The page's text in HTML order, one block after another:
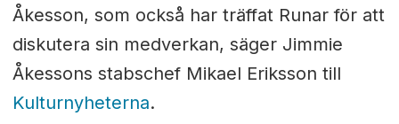
Åkesson, som också har träffat Runar för att
diskutera sin medverkan, säger Jimmie
Åkessons stabschef Mikael Eriksson till
Kulturnyheterna.